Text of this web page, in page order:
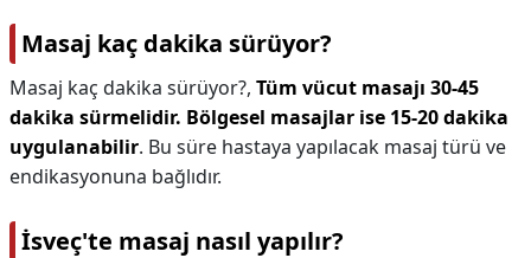
Masaj kaç dakika sürüyor?
Masaj kaç dakika sürüyor?, Tüm vücut masajı 30-45
dakika sürmelidir. Bölgesel masajlar ise 15-20 dakika
uygulanabilir. Bu süre hastaya yapılacak masaj türü ve
endikasyonuna bağlıdır.
İsveç'te masaj nasıl yapılır?